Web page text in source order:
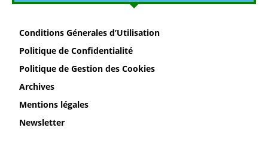
Conditions Génerales d’Utilisation
Politique de Confidentialité
Politique de Gestion des Cookies
Archives
Mentions légales
Newsletter